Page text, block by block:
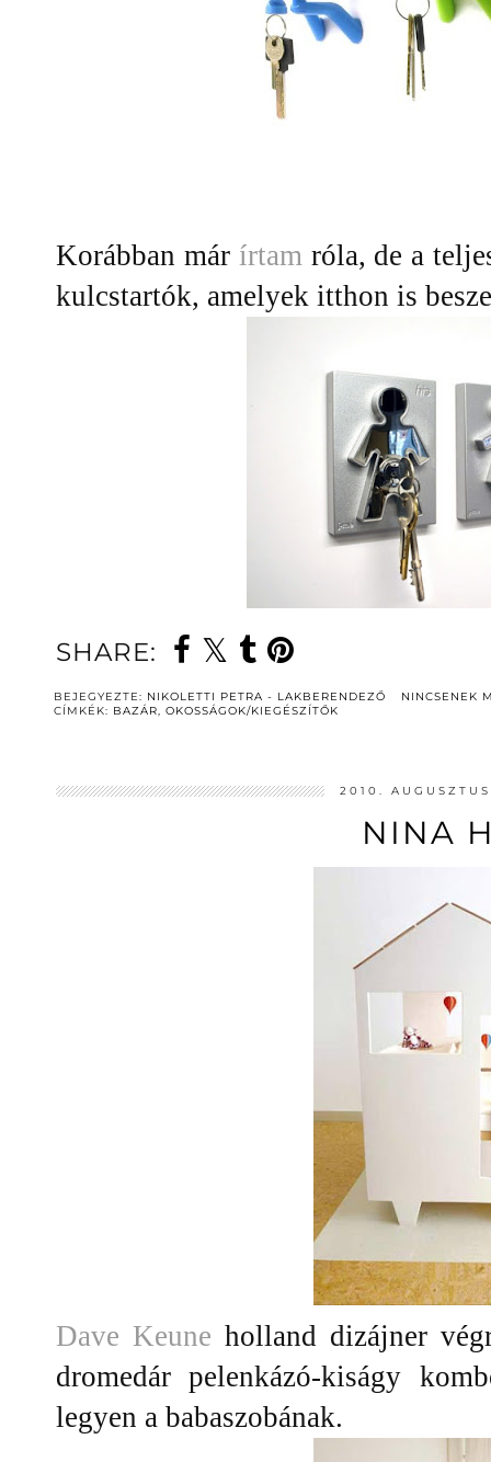
Korábban már írtam róla, de a
kulcstartók, amelyek itthon is
SHARE:
BEJEGYEZTE: NIKOLETTI PETRA - LAKBERENDEZŐ
NINCSENEK
CÍMKÉK: BAZÁR, OKOSSÁGOK/KIEGÉSZÍTŐK
2010.
NINA
Dave Keune holland dizájner
dromedár pelenkázó-kiságy
legyen a babaszobának.